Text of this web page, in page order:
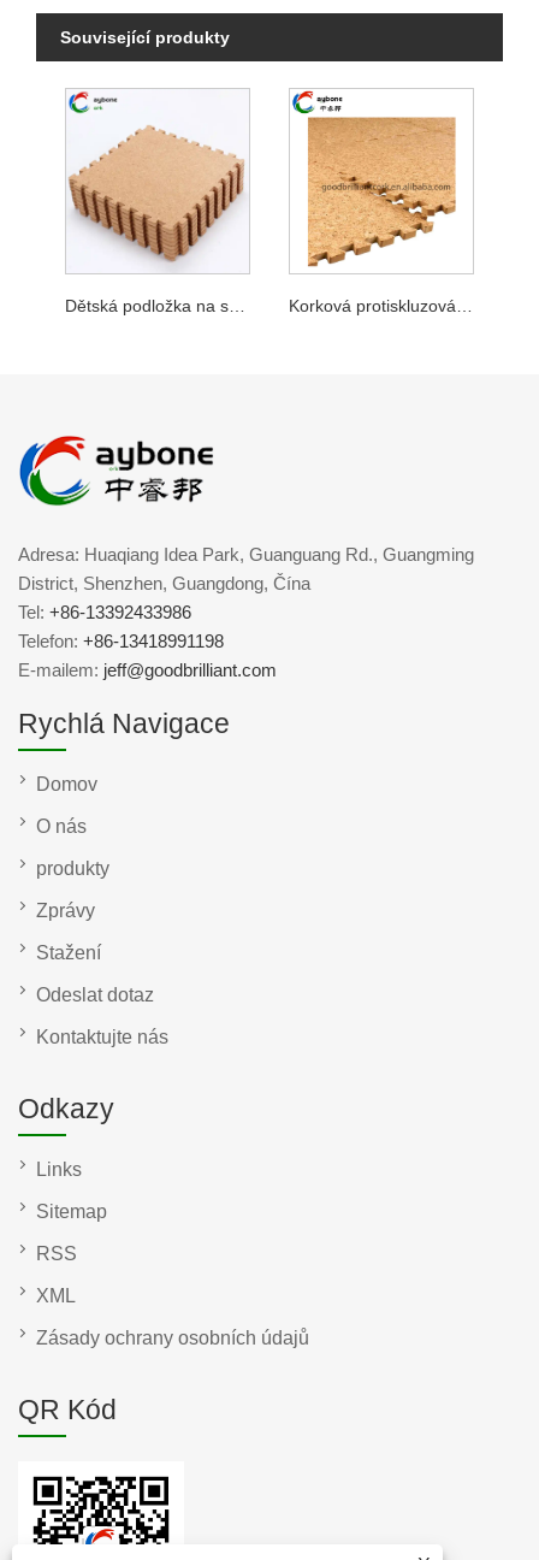
Související produkty
Dětská podložka na spojování korku
Adresa: Huaqiang Idea Park, Guanguang Rd., Guangming
District, Shenzhen, Guangdong, Čína
Tel: +86-13392433986
Telefon: +86-13418991198
E-mailem: jeff@goodbrilliant.com
Rychlá Navigace
Domov
O nás
produkty
Zprávy
Stažení
Odeslat dotaz
Kontaktujte nás
Odkazy
Links
Sitemap
RSS
XML
Zásady ochrany osobních údajů
QR Kód